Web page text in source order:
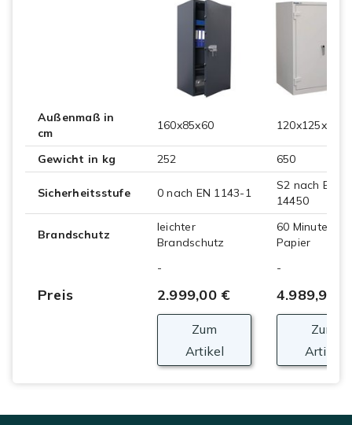
Außenmaß in
cm
160x85x60 120x125x58.5
Gewicht in kg 252 650
Sicherheitsstufe 0 nach EN 1143-1
S2 nach EN
14450
Brandschutz
leichter
Brandschutz
60 Minuten
Papier
-
-
Preis 2.999,00 € 4.989,90 €
Zum
Artikel
Zum
Artikel